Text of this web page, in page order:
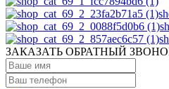
ЗАКАЗАТЬ ОБРАТНЫЙ